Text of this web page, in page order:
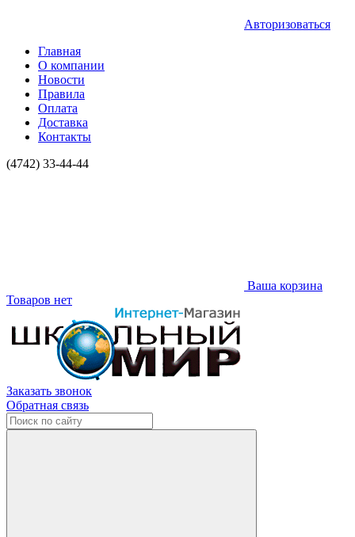
Авторизоваться
Главная
О компании
Новости
Правила
Оплата
Доставка
Контакты
(4742) 33-44-44
Ваша корзина
Товаров нет
Заказать звонок
Обратная связь